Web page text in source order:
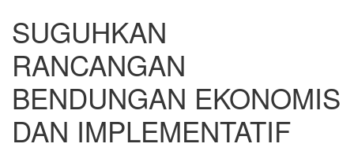
SUGUHKAN
RANCANGAN
BENDUNGAN EKONOMIS
DAN IMPLEMENTATIF